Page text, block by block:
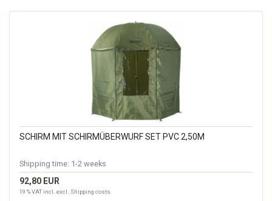
SCHIRM MIT SCHIRMÜBERWURF SET PVC 2,50M
Shipping time: 1-2 weeks
92,80 EUR
19 % VAT incl. excl. Shipping costs